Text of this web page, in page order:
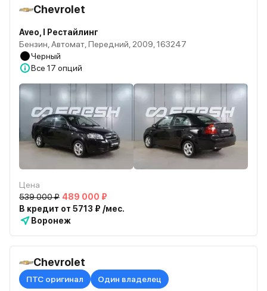
Chevrolet
Aveo, I Рестайлинг
Бензин, Автомат, Передний, 2009, 163247
Черный
Все 17 опций
Цена
539 000 ₽ 489 000 ₽
В кредит от 5713 ₽ /мес.
Воронеж
Chevrolet
ПТС оригинал Один владелец